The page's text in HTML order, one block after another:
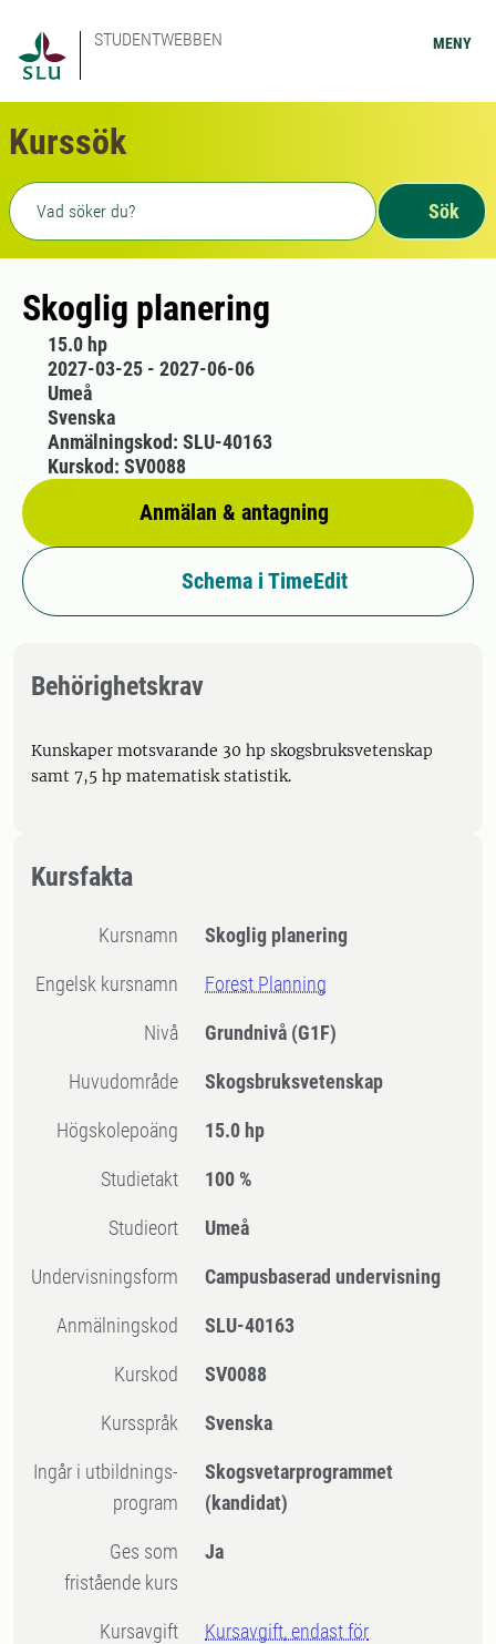
STUDENTWEBBEN MENY
Kurssök
Fritext sökning
Sök
Skoglig planering
15.0 hp
2027-03-25 - 2027-06-06
Umeå
Svenska
Anmälan & antagning
Anmälningskod: SLU-40163
Kurskod: SV0088
Schema i TimeEdit
Behörighetskrav
Kunskaper motsvarande 30 hp skogsbruksvetenskap
samt 7,5 hp matematisk statistik.
Kursfakta
Kursnamn Skoglig planering
Engelsk kursnamn Forest Planning
Nivå Grundnivå (G1F)
Huvudområde Skogsbruksvetenskap
högskolepoäng 15.0 hp
Studietakt 100 %
Studieort Umeå
Undervisningsform Campusbaserad undervisning
Anmälningskod SLU-40163
Kurskod SV0088
Kursspråk Svenska
Ingår i utbildnings-
program
Skogsvetarprogrammet
(kandidat)
Ges som
fristående kurs
Ja
Kursavgift
Kursavgift, endast för